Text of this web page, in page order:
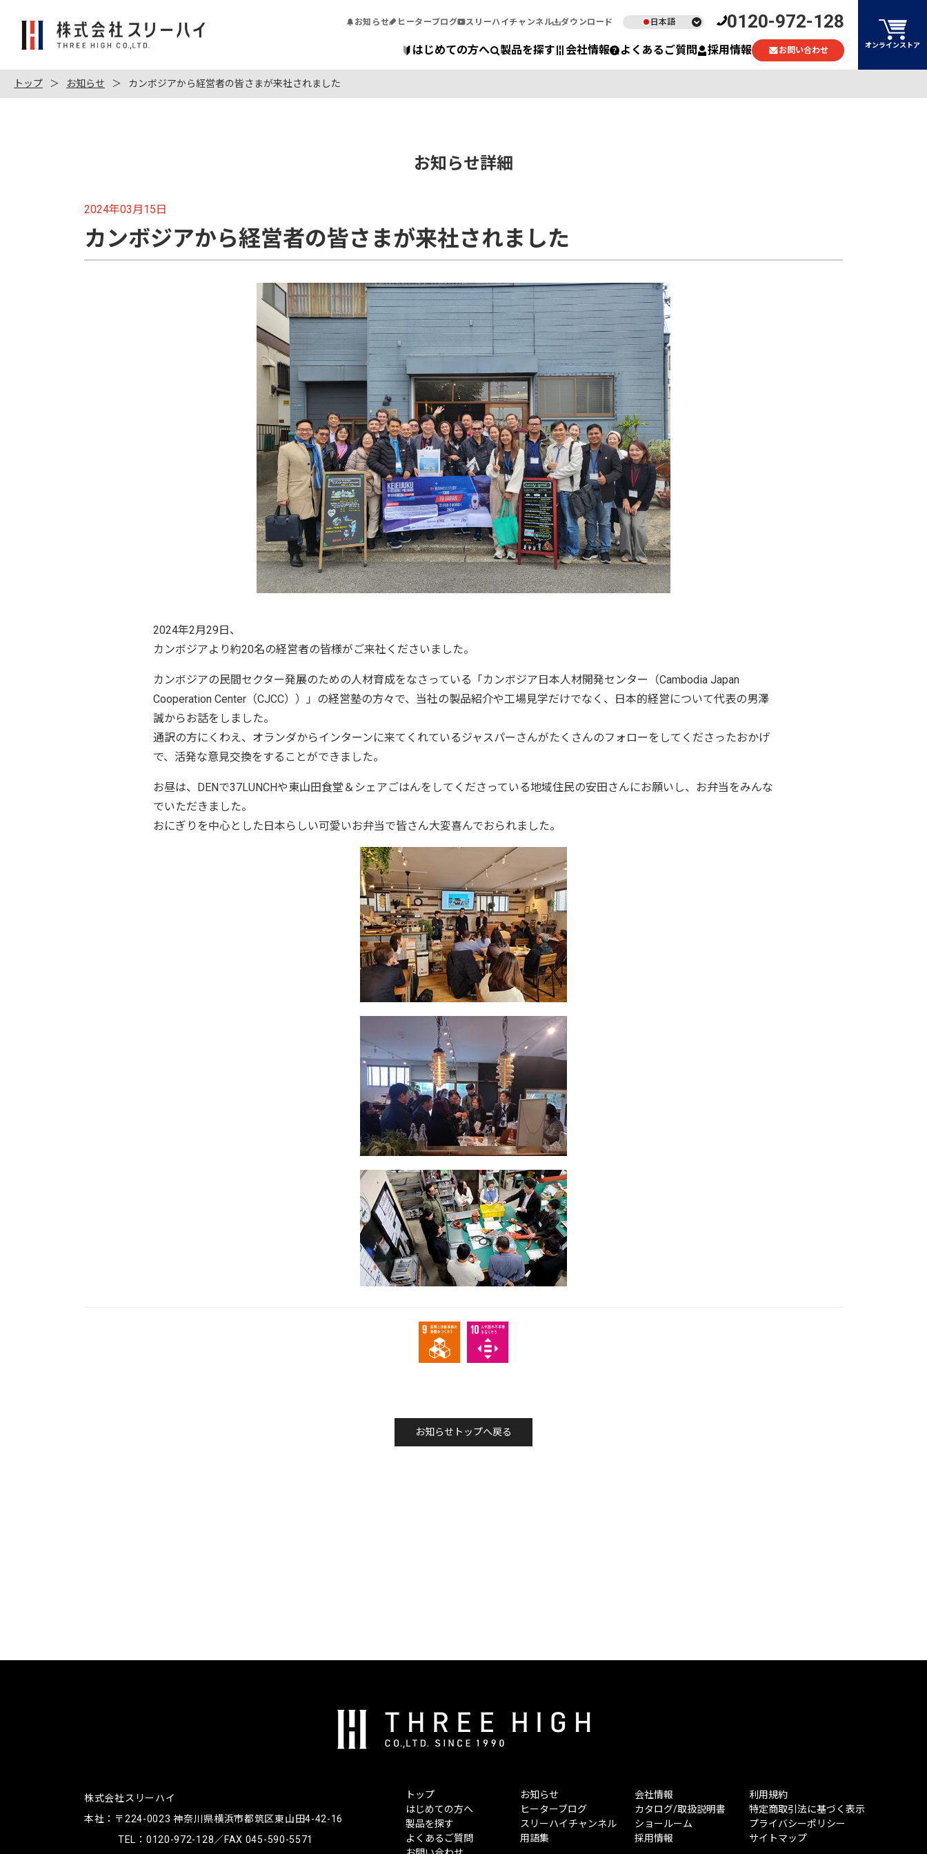
式
社
ス
はじめての方へ 製品を探す 会社情報 よくあるご質問 採用情報 お問い合わせ
お知らせ ヒーターブログ スリーハイチャンネル ダウンロード 0120-972-128
日本語
ไทย
オンラインストア
トップ お知らせ カンボジアから経営者の皆さまが来社されました
お知らせ詳細
2024年03月15日
カンボジアから経営者の皆さまが来社されました
2024年2月29日、
カンボジアより約20名の経営者の皆様がご来社くださいました。
カンボジアの民間セクター発展のための人材育成をなさっている「カンボジア日本人材開発センター（Cambodia Japan
Cooperation Center（CJCC））」の経営塾の方々で、当社の製品紹介や工場見学だけでなく、日本的経営について代表の男澤
誠からお話をしました。
通訳の方にくわえ、オランダからインターンに来てくれているジャスパーさんがたくさんのフォローをしてくださったおかげ
で、活発な意見交換をすることができました。
お昼は、DENで37LUNCHや東山田食堂＆シェアごはんをしてくださっている地域住民の安田さんにお願いし、お弁当をみんな
でいただきました。
おにぎりを中心とした日本らしい可愛いお弁当で皆さん大変喜んでおられました。
お知らせトップへ戻る
会
ー
株式会社スリーハイ
本社：〒224-0023神奈川県横浜市都筑区東山田4-42-16
TEL： 0120-972-128／FAX 045-590-5571
トップ
はじめての方へ
製品を探す
よくあるご質問
お知らせ
ヒーターブログ
スリーハイチャンネル
用語集
会社情報
カタログ/取扱説明書
ショールーム
採用情報
利用規約
特定商取引法に基づく表示
プライバシーポリシー
サイトマップ